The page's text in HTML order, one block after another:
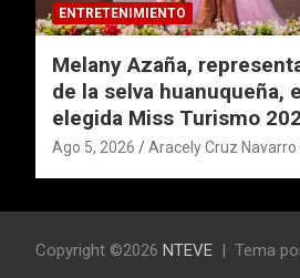
ENTRETENIMIENTO
Melany Azaña,
de la selva huanuqueña,
elegida Miss Turismo
Ago 5, 2026 Aracely Cruz Navarro
Copyright ©2026 NTEVE Tema